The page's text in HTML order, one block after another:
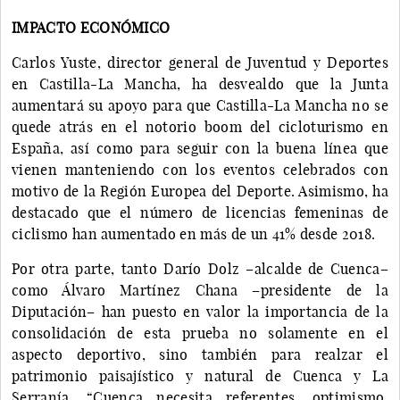
IMPACTO ECONÓMICO
Carlos Yuste, director general de Juventud y Deportes
en Castilla-La Mancha, ha desvealdo que la Junta
aumentará su apoyo para que Castilla-La Mancha no se
quede atrás en el notorio boom del cicloturismo en
España, así como para seguir con la buena línea que
vienen manteniendo con los eventos celebrados con
motivo de la Región Europea del Deporte. Asimismo, ha
destacado que el número de licencias femeninas de
ciclismo han aumentado en más de un 41% desde 2018.
Por otra parte, tanto Darío Dolz –alcalde de Cuenca–
como Álvaro Martínez Chana –presidente de la
Diputación– han puesto en valor la importancia de la
consolidación de esta prueba no solamente en el
aspecto deportivo, sino también para realzar el
patrimonio paisajístico y natural de Cuenca y La